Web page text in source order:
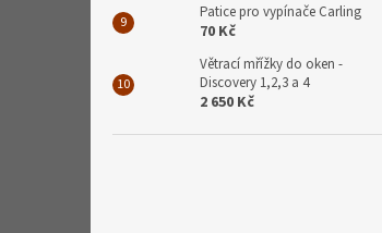
Patice pro vypínače Carling
70 Kč
Větrací mřížky do oken -
Discovery 1,2,3 a 4
2 650 Kč